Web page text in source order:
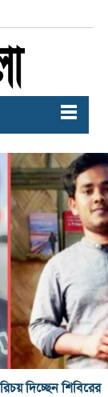
দিচ্ছেন শিবিরের